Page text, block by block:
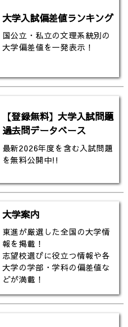
大学入試偏差値ランキング
国公立・私立の文理系統別の
大学偏差値を一発表示！
【登録無料】大学入試問題
過去問データベース
最新2026年度を含む入試問題
を無料公開中!!
大学案内
東進が厳選した全国の大学情
報を掲載！
志望校選びに役立つ情報や各
大学の学部・学科の偏差値な
どが満載！